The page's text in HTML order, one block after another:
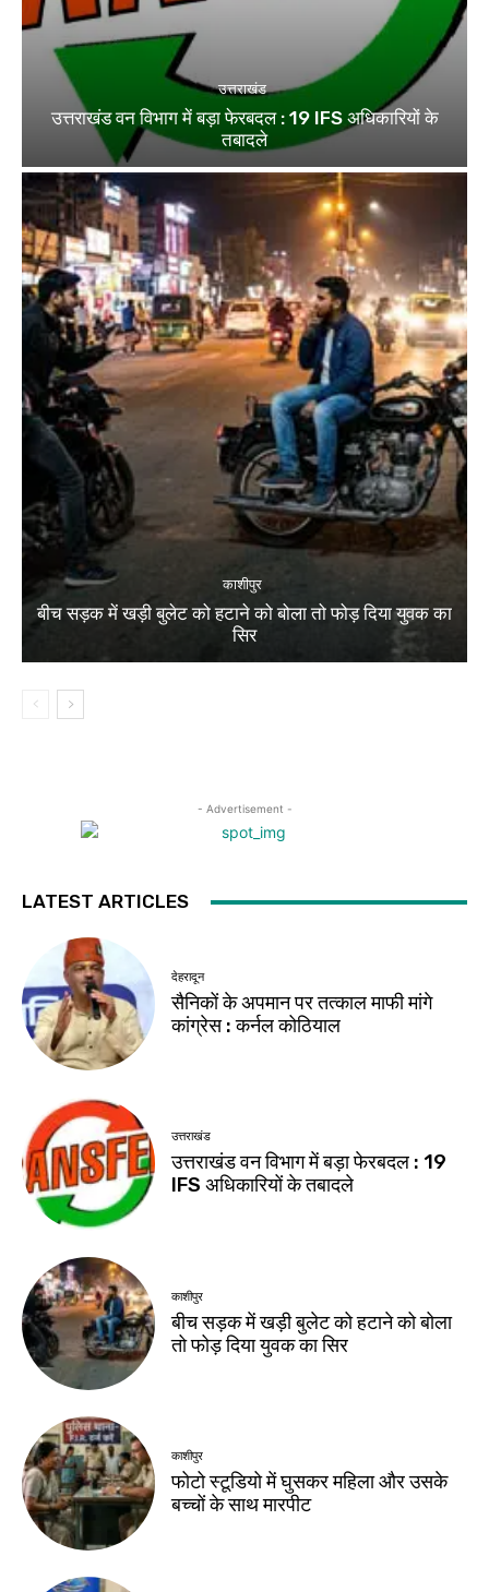
उत्तराखंड
उत्तराखंड वन विभाग में बड़ा फेरबदल : 19 IFS अधिकारियों के
तबादले
काशीपुर
बीच सड़क में खड़ी बुलेट को हटाने को बोला तो फोड़ दिया युवक का
सिर
- Advertisement -
LATEST ARTICLES
देहरादून
सैनिकों के अपमान पर तत्काल माफी मांगे
कांग्रेस : कर्नल कोठियाल
उत्तराखंड
उत्तराखंड वन विभाग में बड़ा फेरबदल : 19
IFS अधिकारियों के तबादले
काशीपुर
बीच सड़क में खड़ी बुलेट को हटाने को बोला
तो फोड़ दिया युवक का सिर
काशीपुर
फोटो स्टूडियो में घुसकर महिला और उसके
बच्चों के साथ मारपीट